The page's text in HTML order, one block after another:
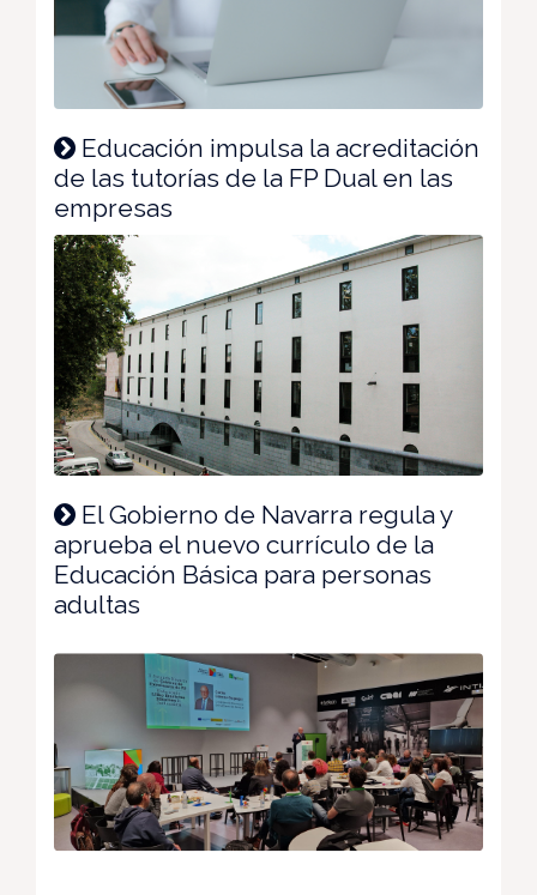
Educación impulsa la acreditación
de las tutorías de la FP Dual en las
empresas
El Gobierno de Navarra regula y
aprueba el nuevo currículo de la
Educación Básica para personas
adultas